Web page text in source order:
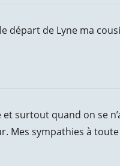
départ de Lyne ma
surtout quand on se
Mes sympathies à